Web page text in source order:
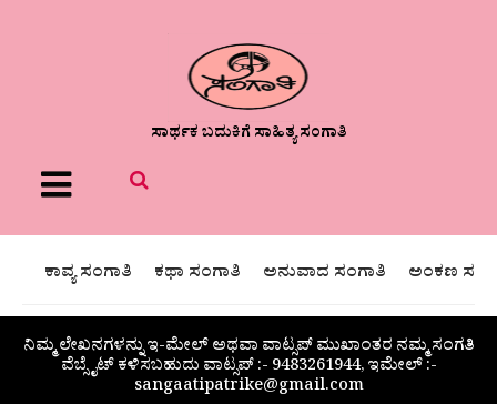
ಸಾರ್ಥಕ ಬದುಕಿಗೆ ಸಾಹಿತ್ಯ ಸಂಗಾತಿ
Menu
ಕಾವ್ಯ ಸಂಗಾತಿ ಕಥಾ ಸಂಗಾತಿ ಅನುವಾದ ಸಂಗಾತಿ ಅಂಕಣ
ನಿಮ್ಮ ಲೇಖನಗಳನ್ನು ಇ-ಮೇಲ್ ಅಥವಾ ವಾಟ್ಸಪ್ ಮುಖಾಂತರ ನಮ್ಮ ಸಂಗತಿ
ವೆಬ್ಸೈಟ್ ಕಳಿಸಬಹುದು ವಾಟ್ಸಪ್‌ :- 9483261944, ಇಮೇಲ್ :-
sangaatipatrike@gmail.com